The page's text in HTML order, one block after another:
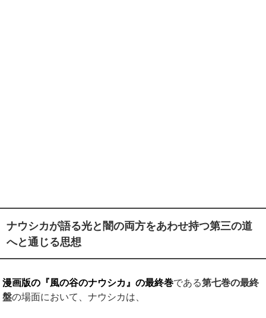
ナウシカが語る光と闇の両方をあわせ持つ第三の道
へと通じる思想
漫画版の『風の谷のナウシカ』の最終巻である第七巻の最終
盤の場面において、ナウシカは、